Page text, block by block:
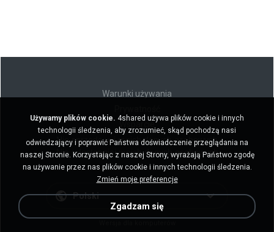
Warunki używania
Nie sprzedawaj moich danych osobowych
Nie udostępniaj moich danych osobowych
Polski
Używamy plików cookie. 4shared używa plików cookie i innych
technologii śledzenia, aby zrozumieć, skąd pochodzą nasi
odwiedzający i poprawić Państwa doświadczenie przeglądania na
naszej Stronie. Korzystając z naszej Strony, wyrażają Państwo zgodę
na używanie przez nas plików cookie i innych technologii śledzenia.
Zmień moje preferencje
Zgadzam się